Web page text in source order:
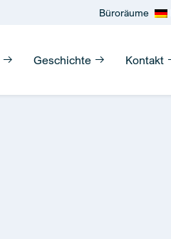
Büroräume
Geschichte Kontakt